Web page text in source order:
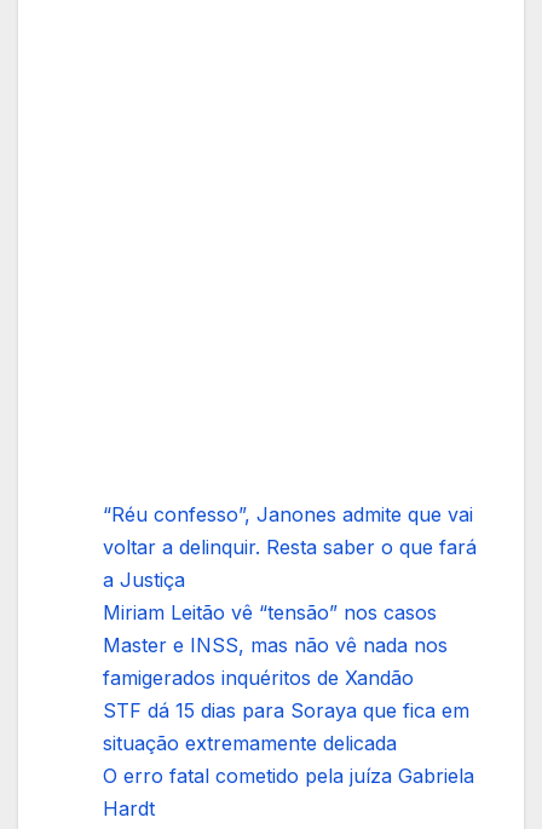
“Réu confesso”, Janones admite que vai
voltar a delinquir. Resta saber o que fará
a Justiça
Miriam Leitão vê “tensão” nos casos
Master e INSS, mas não vê nada nos
famigerados inquéritos de Xandão
STF dá 15 dias para Soraya que fica em
situação extremamente delicada
O erro fatal cometido pela juíza Gabriela
Hardt